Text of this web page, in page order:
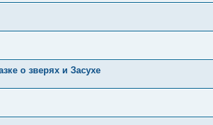
о зверях и Засухе